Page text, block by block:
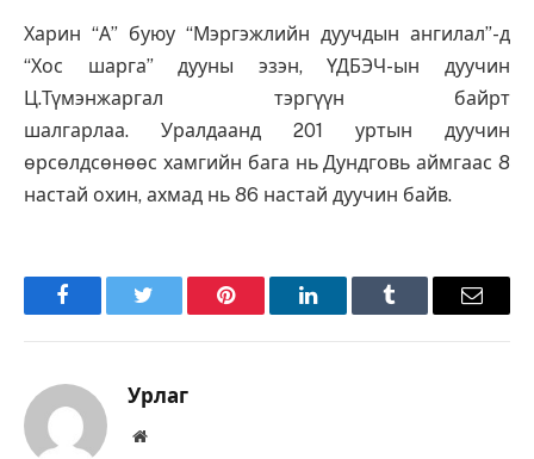
Харин “А” буюу “Мэргэжлийн дуучдын ангилал”-д
“Хос шарга” дууны эзэн, ҮДБЭЧ-ын дуучин
Ц.Түмэнжаргал тэргүүн байрт
шалгарлаа. Уралдаанд 201 уртын дуучин
өрсөлдсөнөөс хамгийн бага нь Дундговь аймгаас 8
настай охин, ахмад нь 86 настай дуучин байв.
FacebookTwitter Pinterest LinkedInTumblr Имэйл
Урлаг
Вэбсайт